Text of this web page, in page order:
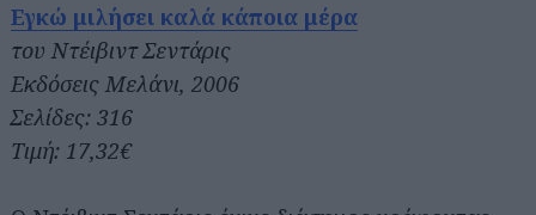
Εγκώ μιλήσει καλά κάποια μέρα
του Ντέιβιντ Σεντάρις
Εκδόσεις Μελάνι, 2006
Σελίδες: 316
Τιμή: 17,32€